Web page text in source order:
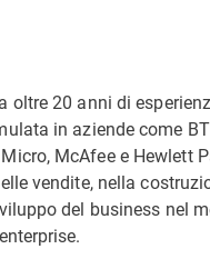
oltre 20 anni di
in aziende come
McAfee e Hewlett
vendite, nella
del business nel